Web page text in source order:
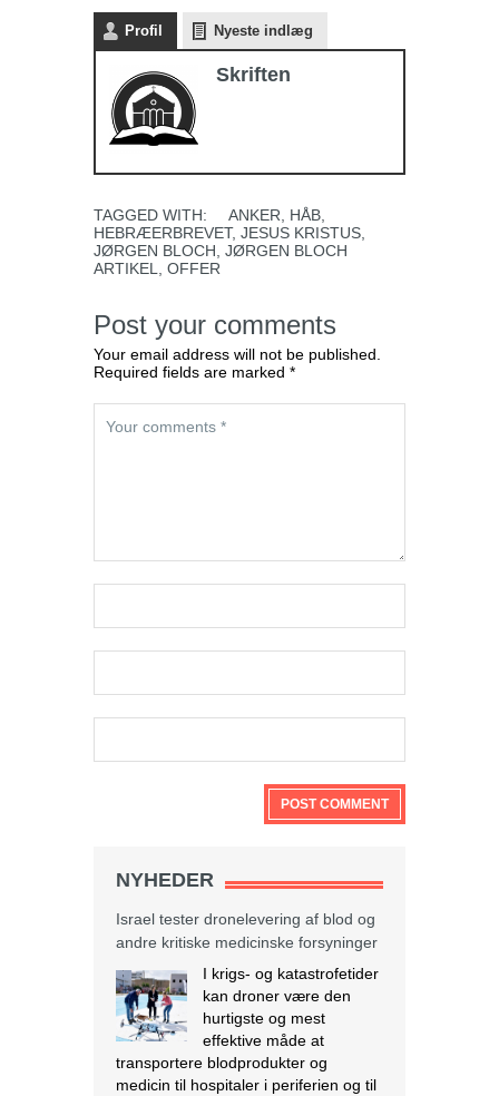
Profil Nyeste indlæg
Skriften
TAGGED WITH: ANKER HÅB
HEBRÆERBREVET, JESUS KRISTUS
JØRGEN BLOCH JØRGEN BLOCH
ARTIKEL
OFFER
Post your comments
Your email address will not be published.
Required fields are marked *
NYHEDER
Israel tester dronelevering af blod og
andre kritiske medicinske forsyninger
I krigs- og katastrofetider
kan droner være den
hurtigste og mest
effektive måde at
transportere blodprodukter og
medicin til hospitaler i periferien og til